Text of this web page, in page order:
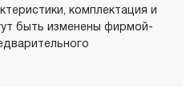
комплектация и
быть изменены фирмой-